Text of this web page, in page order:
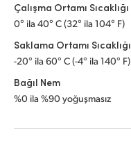
Çalışma Ortamı Sıcaklığı
0° ila 40° C (32° ila 104° F)
Saklama Ortamı Sıcaklığı
-20° ila 60° C (-4° ila 140° F)
Bağıl Nem
%0 ila %90 yoğuşmasız